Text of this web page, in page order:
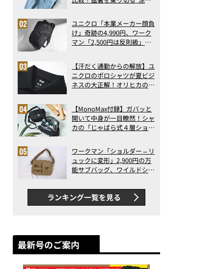
で決定版
ユニクロ「本業メーカー顔負
け」奇跡の4,990円、ワーク
マン「2,500円は反則級」凄
ト3】（2026年6月版）
【汗だく通勤からの解放】ユ
ニクロのポロシャツが夏ビジ
ネスの大正解！オリヒカの透
アの実力
【MonoMax付録】ガバッと
開いて中身が一目瞭然！シャ
カの「じゃばら式４層ショル
った！
ワークマン「ショルダー⇔リ
ュックに変形」2,900円の万
能サブバッグ、ワイルドシン
録…ほか【休日バッグの人気
記事ランキングベスト3】
（2026年6月版）
ランキング一覧を見る
最新号のご案内